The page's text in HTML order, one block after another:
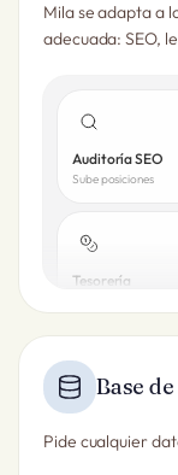
Mila se adapta a
adecuada: SEO,
Auditoría SEO
Sube posiciones
Tesorería
Base
Pide cualquier